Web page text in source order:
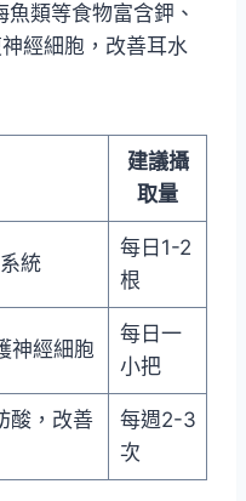
類等食物富含鉀、
經細胞，改善耳水
建議攝
取量
統
每日1-2
根
神經細胞
每日一
小把
酸，改善
每週2-3
次